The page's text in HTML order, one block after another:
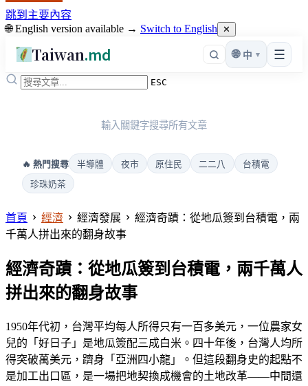
跳到主要內容
🌐 English version available → Switch to English ✕
Taiwan.md ☰
🌐 中 ▾
ESC
輸入關鍵字搜尋所有文章
🔥 熱門搜尋 半導體 夜市 原住民 二二八
台積電
珍珠奶茶
首頁 經濟 經濟發展
經濟奇蹟：從地瓜簽到台積電，兩
千萬人拼出來的翻身故事
經濟奇蹟：從地瓜簽到台積電，兩千萬人
拼出來的翻身故事
1950年代初，台灣平均每人所得只有一百多美元，一位農家女
兒的「好日子」是地瓜簽配三成白米。四十年後，台灣人均所
得突破萬美元，躋身「亞洲四小龍」。但這段翻身史的起點不
是加工出口區，是一場把地契換成機會的土地改革——中間還